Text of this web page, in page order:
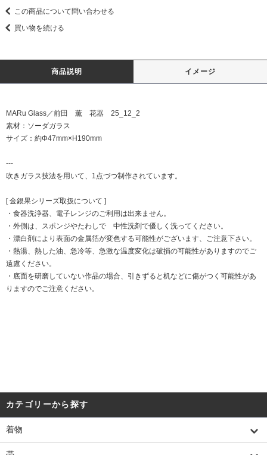
この商品について問い合わせる
買い物を続ける
商品説明 イメージ
MARu Glass／前田 薫 花器 25_12_2
素材：ソーダガラス
サイズ：約Φ47mm×H190mm
---
吹きガラス技法を用いて、1点づつ制作されています。
[ 金銀果シリーズ取扱について ]
・食器洗浄器、電子レンジのご利用は出来ません。
・外側は、スポンジやたわしで 中性洗剤で優しく洗ってください。
・漂白剤により表面の金属箔が変色する可能性がございます、ご注意下さい。
・熱湯、熱した油、急冷等、急激な温度変化は破損の可能性がありますのでご
遠慮ください。
・底面を研磨していない作品の場合、引きずると机などに傷がつく可能性があ
りますのでご注意ください。
カテゴリーから探す
着物